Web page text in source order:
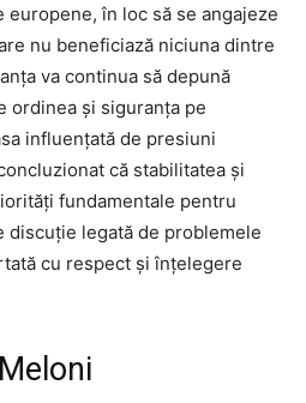
în loc să se angajeze
nu beneficiază niciuna dintre
va continua să depună
ordinea și siguranța pe
influențată de presiuni
că stabilitatea și
fundamentale pentru
discuție legată de problemele
cu respect și înțelegere